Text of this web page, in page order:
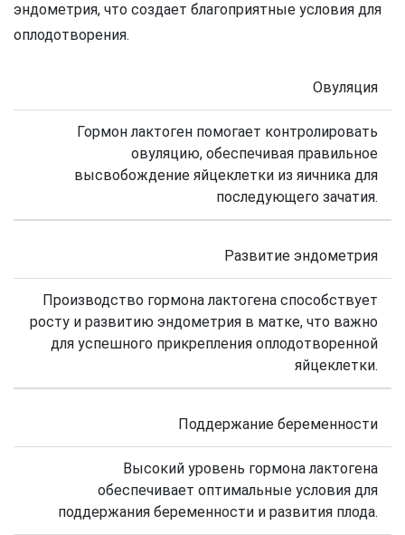
эндометрия, что создает благоприятные условия для
оплодотворения.
Овуляция
Гормон лактоген помогает контролировать
овуляцию, обеспечивая правильное
высвобождение яйцеклетки из яичника для
последующего зачатия.
Развитие эндометрия
Производство гормона лактогена способствует
росту и развитию эндометрия в матке, что важно
для успешного прикрепления оплодотворенной
яйцеклетки.
Поддержание беременности
Высокий уровень гормона лактогена
обеспечивает оптимальные условия для
поддержания беременности и развития плода.